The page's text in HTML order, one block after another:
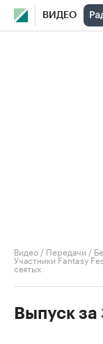
ВИДЕО
Видео / Передачи /
Участники Fantasy
святых
Выпуск